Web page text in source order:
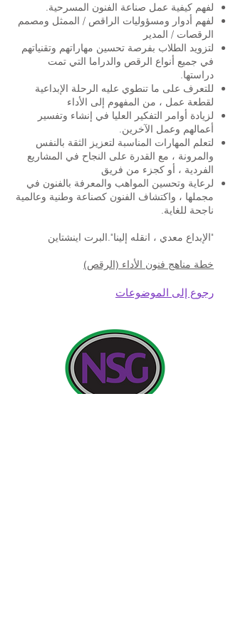
لفهم كيفية عمل صناعة الفنون المسرحية.
لفهم أدوار ومسؤوليات الراقص / الممثل ومصمم
الرقصات / المدير
لتزويد الطلاب بفرصة تحسين مهاراتهم وتقنياتهم
في جميع أنواع الرقص والدراما التي تمت
دراستها.
للتعرف على ما تنطوي عليه الرحلة الإبداعية
لقطعة عمل ، من المفهوم إلى الأداء
لزيادة أوامر التفكير العليا في إنشاء وتفسير
أعمالهم وعمل الآخرين.
لتعلم المهارات المناسبة لتعزيز الثقة بالنفس
والمرونة ، مع القدرة على النجاح في المشاريع
الفردية ، أو كجزء من فريق
لرعاية وتحسين المواهب والمعرفة بالفنون في
مجملها ، واكتشاف الفنون كصناعة وطنية وعالمية
ناجحة للغاية.
"الإبداع معدي ، انقله إلينا".البرت اينشتاين
خطة مناهج فنون الأداء (الرقص)
رجوع إلى الموضوعات